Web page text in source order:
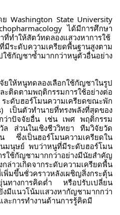
ย Washington State University
ได้มีการศึกษา
ทำให้สัตว์ทดลองแสวงหาการใช้
บความเครียดพื้นฐานสูงตาม
กัญชาซ้ำมากกว่าหนูตัวอื่นอย่าง
ให้หนูทดลองเลือกใช้กัญชาในรูป
ดตามพฤติกรรมการใช้อย่างต่อ
ดับฮอร์โมนความเครียดขณะพัก
เป็นตัวทำนายที่ทรงพลังที่สุดของ
ว่าปัจจัยอื่น เช่น เพศ พฤติกรรม
ล ส่วนในเชิงชีววิทยา ทีมวิจัยวัด
ซึ่งเป็นฮอร์โมนความเครียดใน
มนุษย์ พบว่าหนูที่มีระดับฮอร์โมน
ใช้กัญชามากกว่าอย่างมีนัยสำคัญ
าวเกิดจากระดับความเครียดพื้น
มขึ้นชั่วคราวหลังเผชิญสิ่งกระตุ้น
ทางการคิดต่ำ หรือปรับเปลี่ยน
แนวโน้มแสวงหากัญชามากกว่า
ะการทำงานด้านการรู้คิดมี